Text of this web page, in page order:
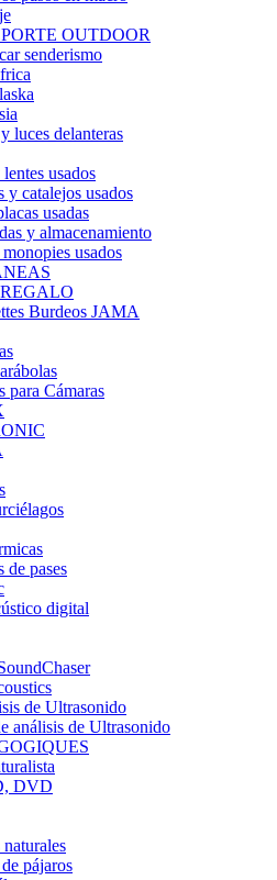
OUTDOOR
senderismo
luces delanteras
usados
y catalejos usados
usadas
y almacenamiento
usados
Burdeos JAMA
para Cámaras
de pases
digital
de Ultrasonido
análisis de Ultrasonido
DVD
pájaros